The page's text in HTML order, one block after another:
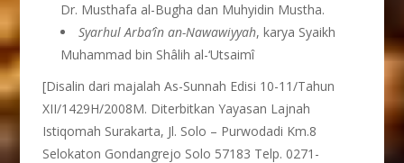
Dr. Musthafa al-Bugha dan Muhyidin Mustha.
Syarhul Arba’în an-Nawawiyyah, karya Syaikh
Muhammad bin Shâlih al-‘Utsaimî
[Disalin dari majalah As-Sunnah Edisi 10-11/Tahun
XII/1429H/2008M. Diterbitkan Yayasan Lajnah
Istiqomah Surakarta, Jl. Solo – Purwodadi Km.8
Selokaton Gondangrejo Solo 57183 Telp. 0271-